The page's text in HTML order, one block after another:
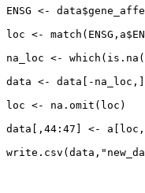
ENSG <-
loc <-
na_loc <-
data <- data[-na_loc,]
loc <- na.omit(loc)
data[,44:47] <-